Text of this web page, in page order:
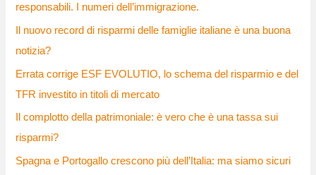
responsabili. I numeri dell’immigrazione.
Il nuovo record di risparmi delle famiglie italiane è una buona
notizia?
Errata corrige ESF EVOLUTIO, lo schema del risparmio e del
TFR investito in titoli di mercato
Il complotto della patrimoniale: è vero che è una tassa sui
risparmi?
Spagna e Portogallo crescono più dell’Italia: ma siamo sicuri